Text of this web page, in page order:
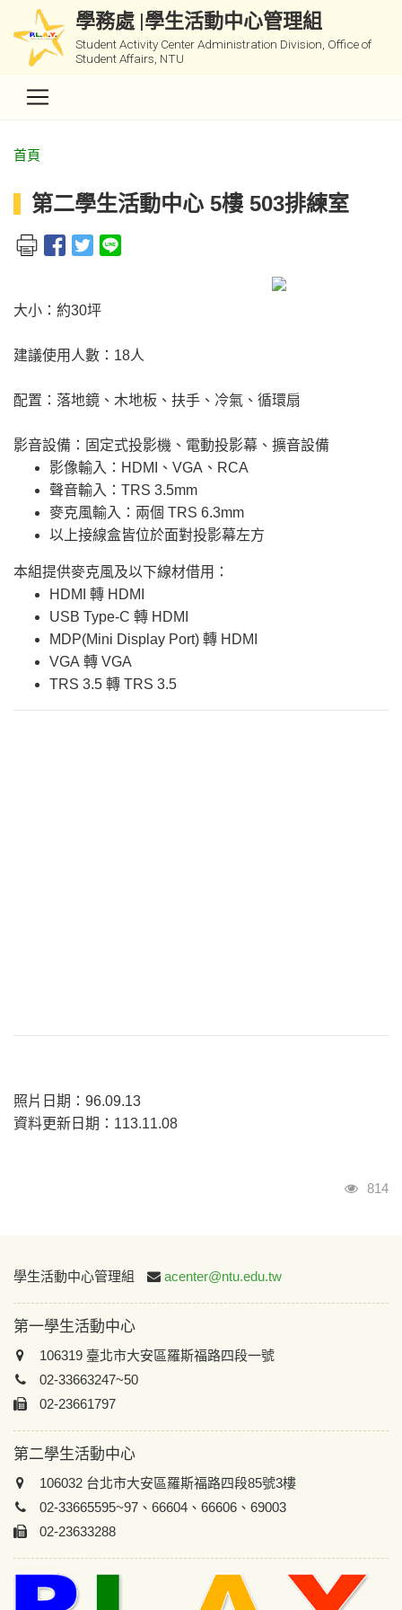
學務處 |學生活動中心管理組
Student Activity Center Administration Division, Office of
Student Affairs, NTU
首頁
第二學生活動中心 5樓 503排練室
大小：約30坪
建議使用人數：18人
配置：落地鏡、木地板、扶手、冷氣、循環扇
影音設備：固定式投影機、電動投影幕、擴音設備
影像輸入：HDMI、VGA、RCA
聲音輸入：TRS 3.5mm
麥克風輸入：兩個 TRS 6.3mm
以上接線盒皆位於面對投影幕左方
本組提供麥克風及以下線材借用：
HDMI 轉 HDMI
USB Type-C 轉 HDMI
MDP(Mini Display Port) 轉 HDMI
VGA 轉 VGA
TRS 3.5 轉 TRS 3.5
照片日期：96.09.13
資料更新日期：113.11.08
瀏覽
814
:::
學生活動中心管理組 acenter@ntu.edu.tw
第一學生活動中心
106319 臺北市大安區羅斯福路四段一號
02-33663247~50
02-23661797
第二學生活動中心
106032 台北市大安區羅斯福路四段85號3樓
02-33665595~97、66604、66606、69003
02-23633288